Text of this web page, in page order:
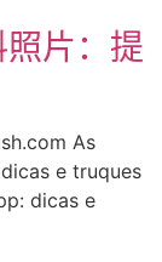
片：提
As
e truques
dicas e